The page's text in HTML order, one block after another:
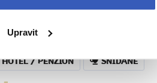
Upravit
římského zlatého dolu Las
HOTEL / PENZION SNÍDANĚ